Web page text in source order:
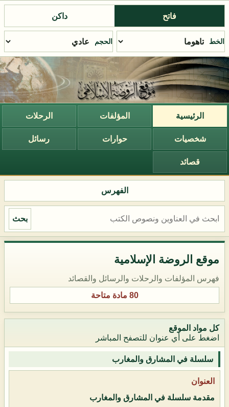
فاتح داكن
الخط الحجم
الرئيسية المؤلفات الرحلات
شخصيات حوارات رسائل
قصائد
الفهرس
بحث
موقع الروضة الإسلامية
فهرس المؤلفات والرحلات والرسائل والقصائد
80 مادة متاحة
كل مواد الموقع
اضغط على أي عنوان للتصفح المباشر
سلسلة في المشارق والمغارب
مقدمة سلسلة في المشارق والمغارب